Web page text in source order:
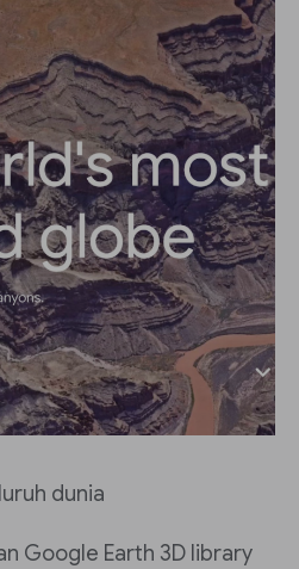
dunia
Google Earth 3D library